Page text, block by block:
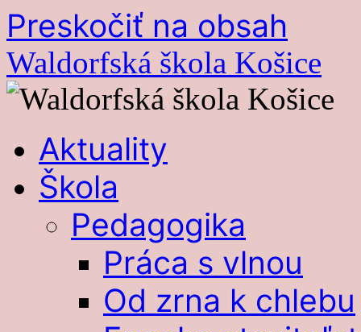
Preskočiť na obsah
Waldorfská škola Košice
Aktuality
Škola
Pedagogika
Práca s vlnou
Od zrna k chlebu